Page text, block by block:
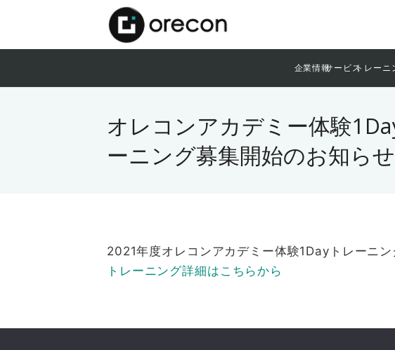
企業情報サービストレーニ
オレコンアカデミー体験
ーニング募集開始のお知らせ
2021年度オレコンアカデミー体験1Dayトレーニン
トレーニング詳細はこちらから